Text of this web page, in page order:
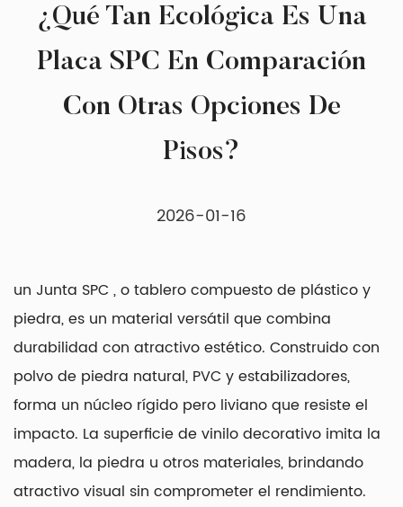
¿Qué Tan Ecológica Es Una
Placa SPC En Comparación
Con Otras Opciones De
Pisos?
2026-01-16
un Junta SPC , o tablero compuesto de plástico y
piedra, es un material versátil que combina
durabilidad con atractivo estético. Construido con
polvo de piedra natural, PVC y estabilizadores,
forma un núcleo rígido pero liviano que resiste el
impacto. La superficie de vinilo decorativo imita la
madera, la piedra u otros materiales, brindando
atractivo visual sin comprometer el rendimiento.